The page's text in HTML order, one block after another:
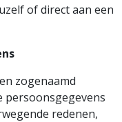
of direct aan een
zogenaamd
persoonsgegevens
redenen,